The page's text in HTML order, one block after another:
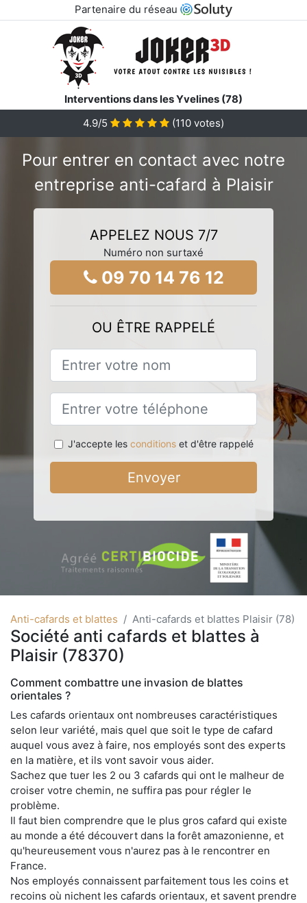
Partenaire du réseau
Interventions dans les Yvelines (78)
4.9/5
(110 votes)
Pour entrer en contact avec notre
entreprise anti-cafard à Plaisir
APPELEZ NOUS 7/7
Numéro non surtaxé
09 70 14 76 12
OU ÊTRE RAPPELÉ
J'accepte les conditionset d'être rappelé
Envoyer
Anti-cafards et blattes Anti-cafards et blattes Plaisir (78)
Société anti cafards et blattes à
Plaisir (78370)
Comment combattre une invasion de blattes
orientales ?
Les cafards orientaux ont nombreuses caractéristiques
selon leur variété, mais quel que soit le type de cafard
auquel vous avez à faire, nos employés sont des experts
en la matière, et ils vont savoir vous aider.
Sachez que tuer les 2 ou 3 cafards qui ont le malheur de
croiser votre chemin, ne suffira pas pour régler le
problème.
Il faut bien comprendre que le plus gros cafard qui existe
au monde a été découvert dans la forêt amazonienne, et
qu'heureusement vous n'aurez pas à le rencontrer en
France.
Nos employés connaissent parfaitement tous les coins et
recoins où nichent les cafards orientaux, et savent prendre